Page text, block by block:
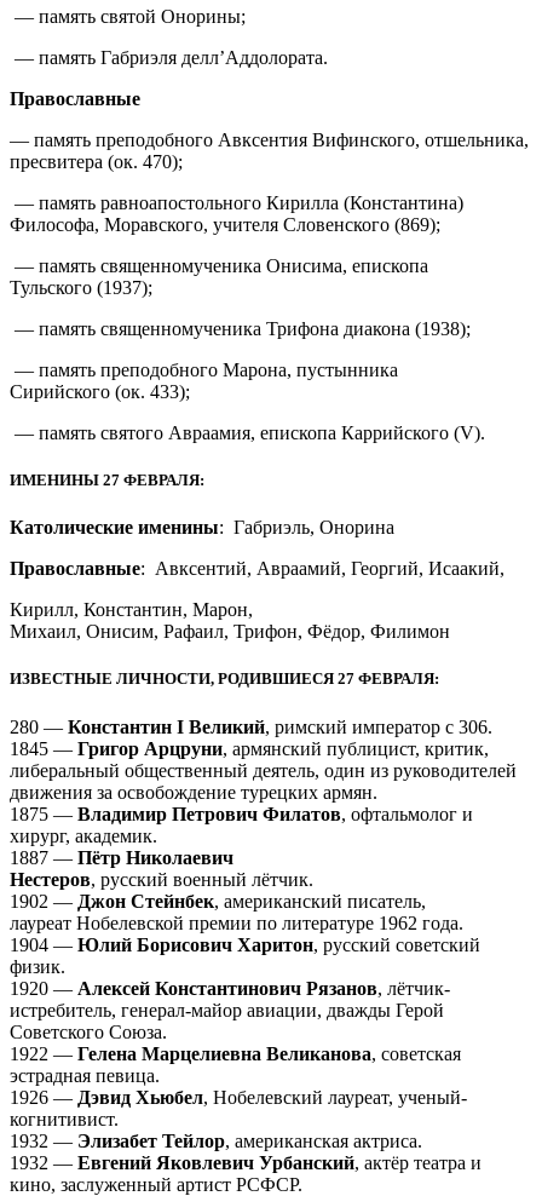
— память святой Онорины;
— память Габриэля делл’Аддолората.
Православные
— память преподобного Авксентия Вифинского, отшельника,
пресвитера (ок. 470);
— память равноапостольного Кирилла (Константина)
Философа, Моравского, учителя Словенского (869);
— память священномученика Онисима, епископа
Тульского (1937);
— память священномученика Трифона диакона (1938);
— память преподобного Марона, пустынника
Сирийского (ок. 433);
— память святого Авраамия, епископа Каррийского (V).
ИМЕНИНЫ 27 ФЕВРАЛЯ:
Католические именины: Габриэль, Онорина
Православные: Авксентий, Авраамий, Георгий, Исаакий,
Кирилл, Константин, Марон,
Михаил, Онисим, Рафаил, Трифон, Фёдор, Филимон
ИЗВЕСТНЫЕ ЛИЧНОСТИ, РОДИВШИЕСЯ 27 ФЕВРАЛЯ:
280 — Константин I Великий, римский император с 306.
1845 — Григор Арцруни, армянский публицист, критик,
либеральный общественный деятель, один из руководителей
движения за освобождение турецких армян.
1875 — Владимир Петрович Филатов, офтальмолог и
хирург, академик.
1887 — Пётр Николаевич
Нестеров, русский военный лётчик.
1902 — Джон Стейнбек, американский писатель,
лауреат Нобелевской премии по литературе 1962 года.
1904 — Юлий Борисович Харитон, русский советский
физик.
1920 — Алексей Константинович Рязанов, лётчик-
истребитель, генерал-майор авиации, дважды Герой
Советского Союза.
1922 — Гелена Марцелиевна Великанова, советская
эстрадная певица.
1926 — Дэвид Хьюбел, Нобелевский лауреат, ученый-
когнитивист.
1932 — Элизабет Тейлор, американская актриса.
1932 — Евгений Яковлевич Урбанский, актёр театра и
кино, заслуженный артист РСФСР.